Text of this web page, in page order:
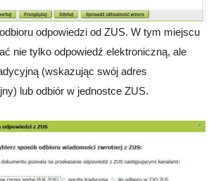
odpowiedzi od ZUS. W tym miejscu
nie tylko odpowiedź elektroniczną, ale
(wskazując swój adres
lub odbiór w jednostce ZUS.